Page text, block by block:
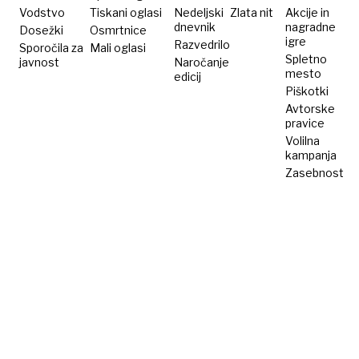
Vodstvo
Dosežki
Sporočila za
javnost
Tiskani oglasi
Osmrtnice
Mali oglasi
Nedeljski
dnevnik
Razvedrilo
Naročanje
edicij
Zlata nit
Akcije in
nagradne
igre
Spletno
mesto
Piškotki
Avtorske
pravice
Volilna
kampanja
Zasebnost